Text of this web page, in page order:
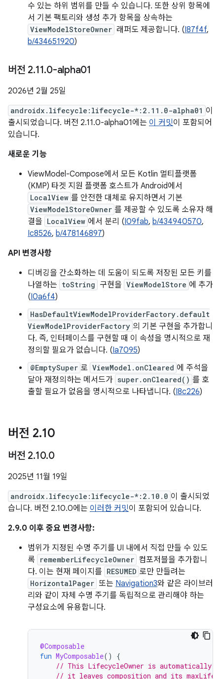
수 있는 하위 범위를 만들 수 있습니다. 또한 상위 항목에
서 기본 팩토리와 생성 추가 항목을 상속하는
ViewModelStoreOwner 래퍼도 제공합니다. (I87f4f,
b/434651920)
버전 2.11.0-alpha01
2026년 2월 25일
androidx.lifecycle:lifecycle-*:2.11.0-alpha01 이
출시되었습니다. 버전 2.11.0-alpha01에는 이 커밋이 포함되어
있습니다.
새로운 기능
ViewModel-Compose에서 모든 Kotlin 멀티플랫폼
(KMP) 타겟 지원 플랫폼 호스트가 Android에서
LocalView 를 안전한 대체로 유지하면서 기본
ViewModelStoreOwner 를 제공할 수 있도록 소유자 해
결을 LocalView 에서 분리 (I09fab, b/434940570,
Ic8526, b/478146897)
API 변경사항
디버깅을 간소화하는 데 도움이 되도록 저장된 모든 키를
나열하는 toString 구현을 ViewModelStore 에 추가
(I0a6f4)
HasDefaultViewModelProviderFactory.default
ViewModelProviderFactory 의 기본 구현을 추가합니
다. 즉, 인터페이스를 구현할 때 이 속성을 명시적으로 재
정의할 필요가 없습니다. (Ia7095)
@EmptySuper 로 ViewModel.onCleared 에 주석을
달아 재정의하는 메서드가 super.onCleared() 를 호
출할 필요가 없음을 명시적으로 나타냅니다. (I8c226)
버전 2.10
버전 2.10.0
2025년 11월 19일
androidx.lifecycle:lifecycle-*:2.10.0 이 출시되었
습니다. 버전 2.10.0에는 이러한 커밋이 포함되어 있습니다.
2.9.0 이후 중요 변경사항:
범위가 지정된 수명 주기를 UI 내에서 직접 만들 수 있도
록
rememberLifecycleOwner 컴포저블을 추가합니
다. 이는 현재 페이지를 RESUMED 로만 만들려는
HorizontalPager 또는 Navigation3와 같은 라이브러
리와 같이 자체 수명 주기를 독립적으로 관리해야 하는
구성요소에 유용합니다.
@Composable
fun MyComposable()
{
// This LifecycleOwner is automatically
// it leaves composition and its